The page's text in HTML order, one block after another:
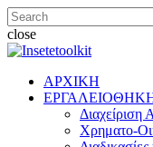
close
ΑΡΧΙΚΗ
Χρηματο-